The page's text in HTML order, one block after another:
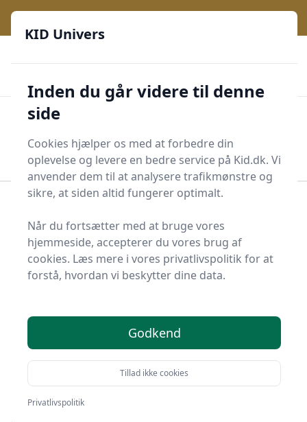
Start søgning
Start søgning
Barnevognstaske
Top 8 bedste
barnevognstasker
Du er landet på KID Univers, det helt rigtige sted at
finde barnevognstasker. Vi har udvalgt de 8 bedste
produkter lige nu, så du er sikret et godt køb!
barnevognstasker, en bestemt type eller fri levering,
KID Univers
Inden du går videre til denne
side
Cookies hjælper os med at forbedre din
oplevelse og levere en bedre service på Kid.dk. Vi
anvender dem til at analysere trafikmønstre og
sikre, at siden altid fungerer optimalt.
Når du fortsætter med at bruge vores
hjemmeside, accepterer du vores brug af
cookies. Læs mere i vores privatlivspolitik for at
forstå, hvordan vi beskytter dine data.
Godkend
Tillad ikke cookies
Privatlivspolitik